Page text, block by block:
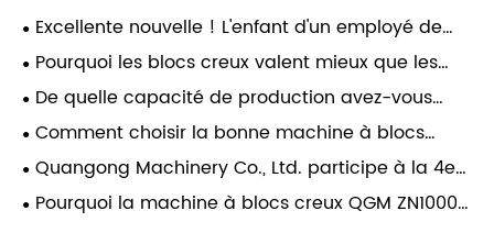
Excellente nouvelle ! L'enfant d'un employé de
Quangong Machinery Co., Ltd. a réussi ses études
et réalisé son rêve de fréquenter l'Université
Jiaotong de Xi'an.
Pourquoi les blocs creux valent mieux que les
briques en terre cuite : un guide pour la
construction moderne
De quelle capacité de production avez-vous
besoin ? Comment choisir la bonne machine à
blocs pour votre usine
Comment choisir la bonne machine à blocs
creux pour votre usine ?
Quangong Machinery Co., Ltd. participe à la 4e
conférence d'échange technique sur l'utilisation
globale des déchets solides à base de charbon
Pourquoi la machine à blocs creux QGM ZN1000-